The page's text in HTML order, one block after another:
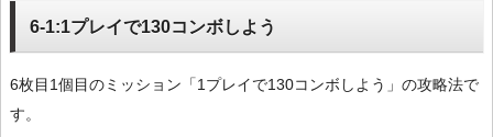
6-1:1プレイで130コンボしよう
6枚目1個目のミッション「1プレイで130コンボしよう」の攻略法で
す。